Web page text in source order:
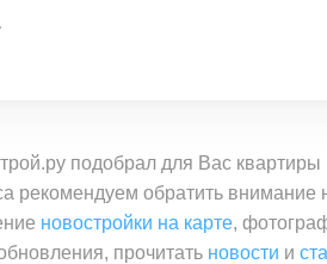
подобрал для Вас
рекомендуем обратить внимание
новостройки на карте,
прочитать новости и